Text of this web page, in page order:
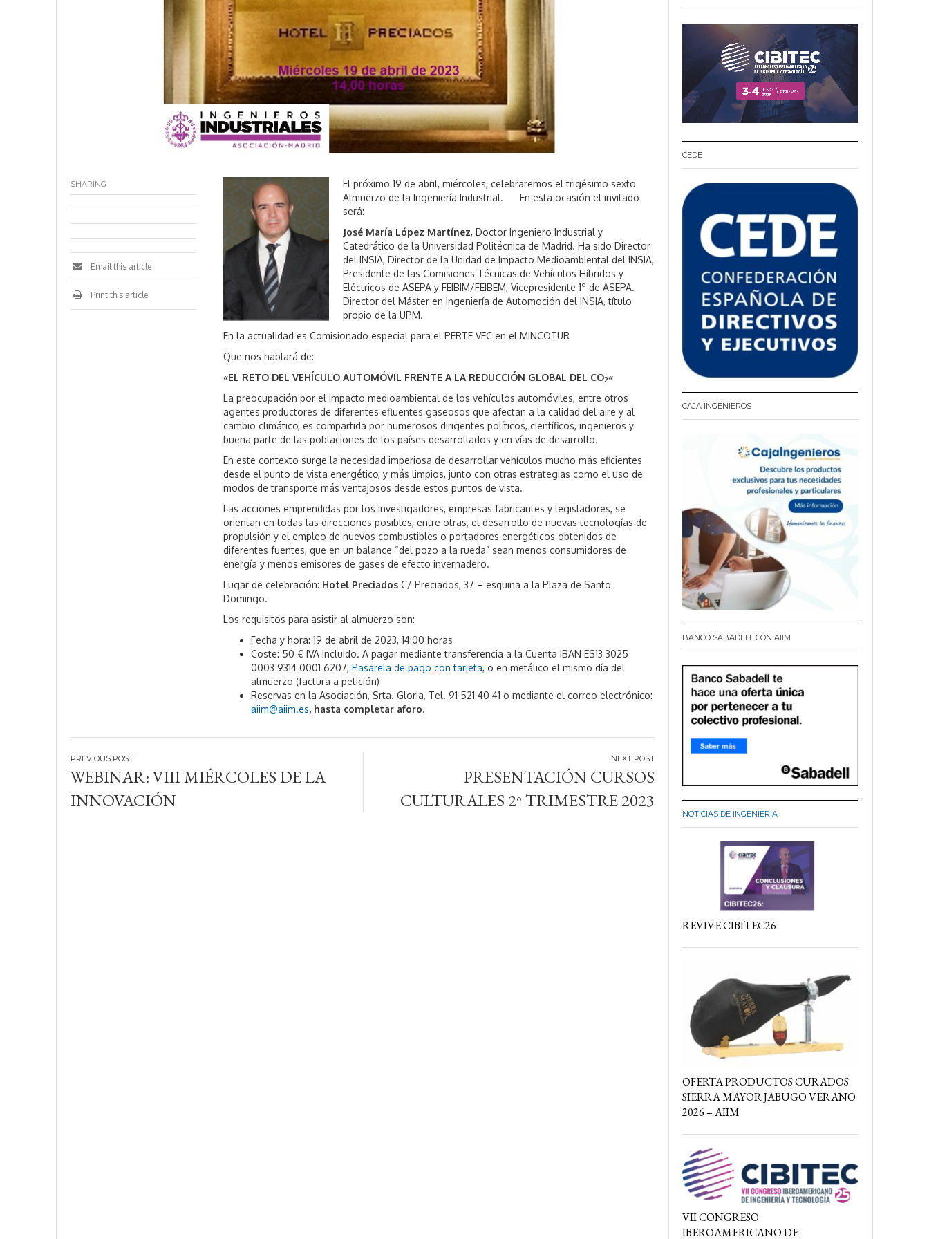
2
3
El próximo 19 de abril, miércoles, celebraremos el trigésimo sexto
Almuerzo de la Ingeniería Industrial. En esta ocasión el invitado
será:
José María López Martínez, Doctor Ingeniero Industrial y
Catedrático de la Universidad Politécnica de Madrid. Ha sido Director
del INSIA, Director de la Unidad de Impacto Medioambiental del INSIA,
Presidente de las Comisiones Técnicas de Vehículos Híbridos y
Eléctricos de ASEPA y FEIBIM/FEIBEM, Vicepresidente 1º de ASEPA.
Director del Máster en Ingeniería de Automoción del INSIA, título
propio de la UPM.
En la actualidad es Comisionado especial para el PERTE VEC en el MINCOTUR
Que nos hablará de:
«EL RETO DEL VEHÍCULO AUTOMÓVIL FRENTE A LA REDUCCIÓN GLOBAL DEL CO2«
La preocupación por el impacto medioambiental de los vehículos automóviles, entre otros
agentes productores de diferentes efluentes gaseosos que afectan a la calidad del aire y al
cambio climático, es compartida por numerosos dirigentes políticos, científicos, ingenieros y
buena parte de las poblaciones de los países desarrollados y en vías de desarrollo.
En este contexto surge la necesidad imperiosa de desarrollar vehículos mucho más eficientes
desde el punto de vista energético, y más limpios, junto con otras estrategias como el uso de
modos de transporte más ventajosos desde estos puntos de vista.
Las acciones emprendidas por los investigadores, empresas fabricantes y legisladores, se
orientan en todas las direcciones posibles, entre otras, el desarrollo de nuevas tecnologías de
propulsión y el empleo de nuevos combustibles o portadores energéticos obtenidos de
diferentes fuentes, que en un balance “del pozo a la rueda” sean menos consumidores de
energía y menos emisores de gases de efecto invernadero.
Lugar de celebración: Hotel PreciadosC/ Preciados, 37 – esquina a la Plaza de Santo
Domingo.
Los requisitos para asistir al almuerzo son:
Fecha y hora: 19 de abril de 2023, 14:00 horas
Coste: 50 € IVA incluido. A pagar mediante transferencia a la Cuenta IBAN ES13 3025
0003 9314 0001 6207,Pasarela de pago con tarjeta, o en metálico el mismo día del
almuerzo (factura a petición)
Reservas en la Asociación, Srta. Gloria, Tel. 91 521 40 41 o mediante el correo electrónico:
aiim@aiim.es, hasta completar aforo.
SHARING
Email this article
Print this article
Navegación
de
entradas
WEBINAR: VIII MIÉRCOLES DE LA
INNOVACIÓN
PRESENTACIÓN CURSOS
CULTURALES 2º TRIMESTRE 2023
CEDE
CAJA INGENIEROS
BANCO SABADELL CON AIIM
NOTICIAS DE INGENIERÍA
REVIVE CIBITEC26
OFERTA PRODUCTOS CURADOS
SIERRA MAYOR JABUGO VERANO
2026 – AIIM
VII CONGRESO
IBEROAMERICANO DE